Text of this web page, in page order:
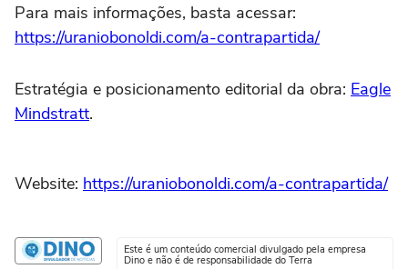
Para mais informações, basta acessar:
https://uraniobonoldi.com/a-contrapartida/
Estratégia e posicionamento editorial da obra: Eagle
Mindstratt.
Website: https://uraniobonoldi.com/a-contrapartida/
Este é um conteúdo comercial divulgado pela empresa
Dino e não é de responsabilidade do Terra